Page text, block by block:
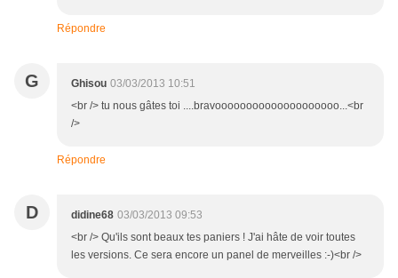
Répondre
G Ghisou 03/03/2013 10:51
<br /> tu nous gâtes toi ....bravoooooooooooooooooooo...<br
/>
Répondre
D didine68 03/03/2013 09:53
<br /> Qu'ils sont beaux tes paniers ! J'ai hâte de voir toutes
les versions. Ce sera encore un panel de merveilles :-)<br />